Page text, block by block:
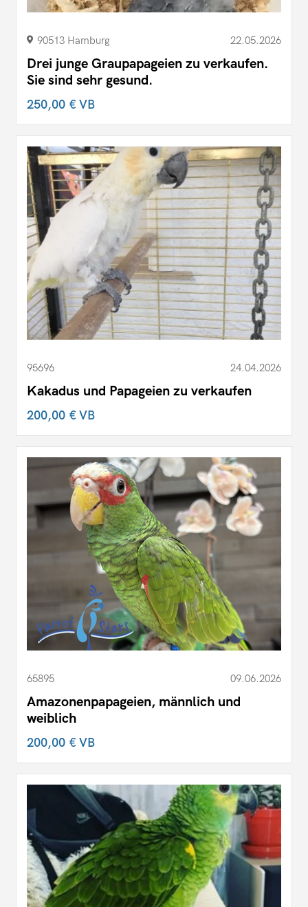
90513 Hamburg 22.05.2026
Drei junge Graupapageien zu verkaufen.
Sie sind sehr gesund.
250,00 €VB
95696 24.04.2026
Kakadus und Papageien zu verkaufen
200,00 €VB
65895 09.06.2026
Amazonenpapageien, männlich und
weiblich
200,00 €VB